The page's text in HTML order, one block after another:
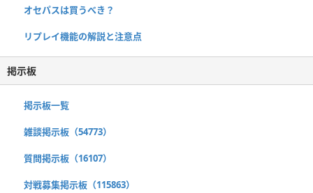
オセパスは買うべき？
リプレイ機能の解説と注意点
掲示板
掲示板一覧
雑談掲示板（54773）
質問掲示板（16107）
対戦募集掲示板（115863）